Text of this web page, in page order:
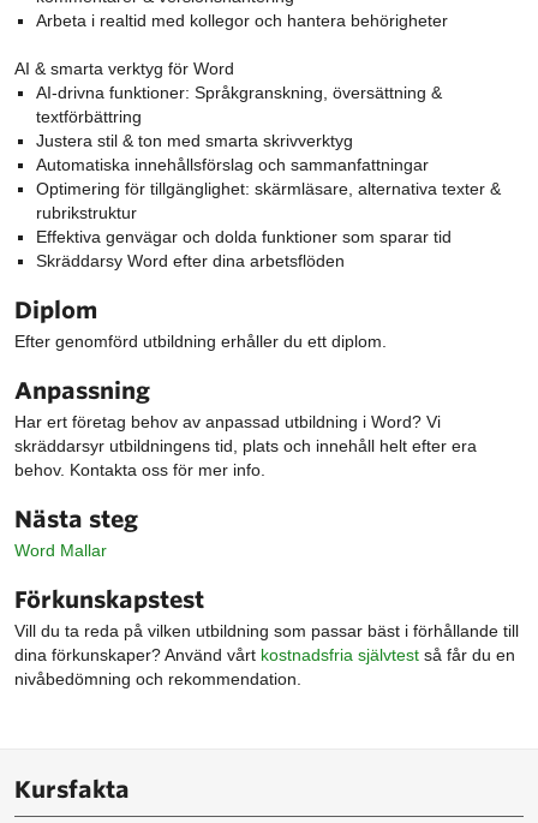
Arbeta i realtid med kollegor och hantera behörigheter
AI & smarta verktyg för Word
AI-drivna funktioner: Språkgranskning, översättning &
textförbättring
Justera stil & ton med smarta skrivverktyg
Automatiska innehållsförslag och sammanfattningar
Optimering för tillgänglighet: skärmläsare, alternativa texter &
rubrikstruktur
Effektiva genvägar och dolda funktioner som sparar tid
Skräddarsy Word efter dina arbetsflöden
Diplom
Efter genomförd utbildning erhåller du ett diplom.
Anpassning
Har ert företag behov av anpassad utbildning i Word? Vi
skräddarsyr utbildningens tid, plats och innehåll helt efter era
behov. Kontakta oss för mer info.
Nästa steg
Word Mallar
Förkunskapstest
Vill du ta reda på vilken utbildning som passar bäst i förhållande till
dina förkunskaper? Använd vårt kostnadsfria självtest så får du en
nivåbedömning och rekommendation.
Kursfakta